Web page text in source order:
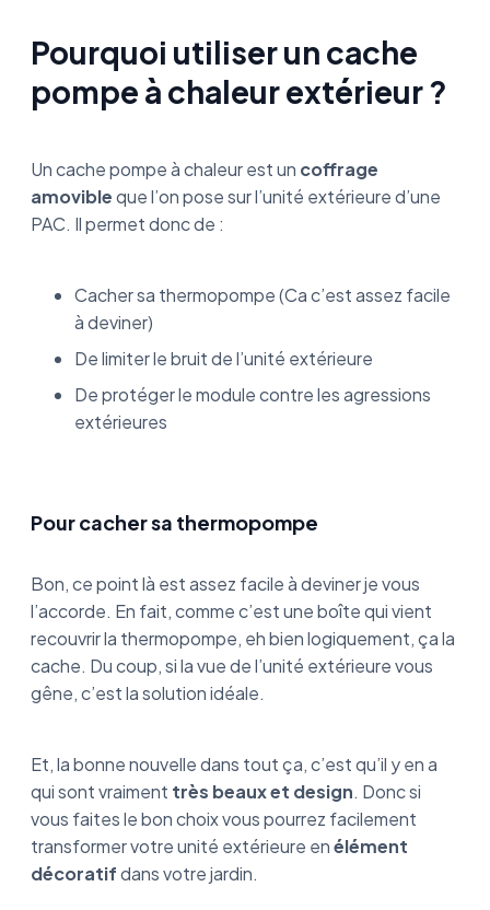
Pourquoi utiliser un cache
pompe à chaleur extérieur ?
Un cache pompe à chaleur est un coffrage
amovibleque l’on pose sur l’unité extérieure d’une
PAC. Il permet donc de :
Cacher sa thermopompe (Ca c’est assez facile
à deviner)
De limiter le bruit de l’unité extérieure
De protéger le module contre les agressions
extérieures
Pour cacher sa thermopompe
Bon, ce point là est assez facile à deviner je vous
l’accorde. En fait, comme c’est une boîte qui vient
recouvrir la thermopompe, eh bien logiquement, ça la
cache. Du coup, si la vue de l’unité extérieure vous
gêne, c’est la solution idéale.
Et, la bonne nouvelle dans tout ça, c’est qu’il y en a
qui sont vraiment très beaux et design. Donc si
vous faites le bon choix vous pourrez facilement
transformer votre unité extérieure enélément
décoratifdans votre jardin.